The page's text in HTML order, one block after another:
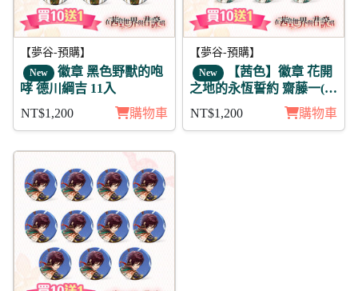
【夢谷-預購】
New 徽章 黑色野獸的咆
哮 德川綱吉 11入
NT$1,200
購物車
【夢谷-預購】
New 【茜色】徽章 花開
之地的永恆誓約 齋藤一(陰
NT$1,200 購物車